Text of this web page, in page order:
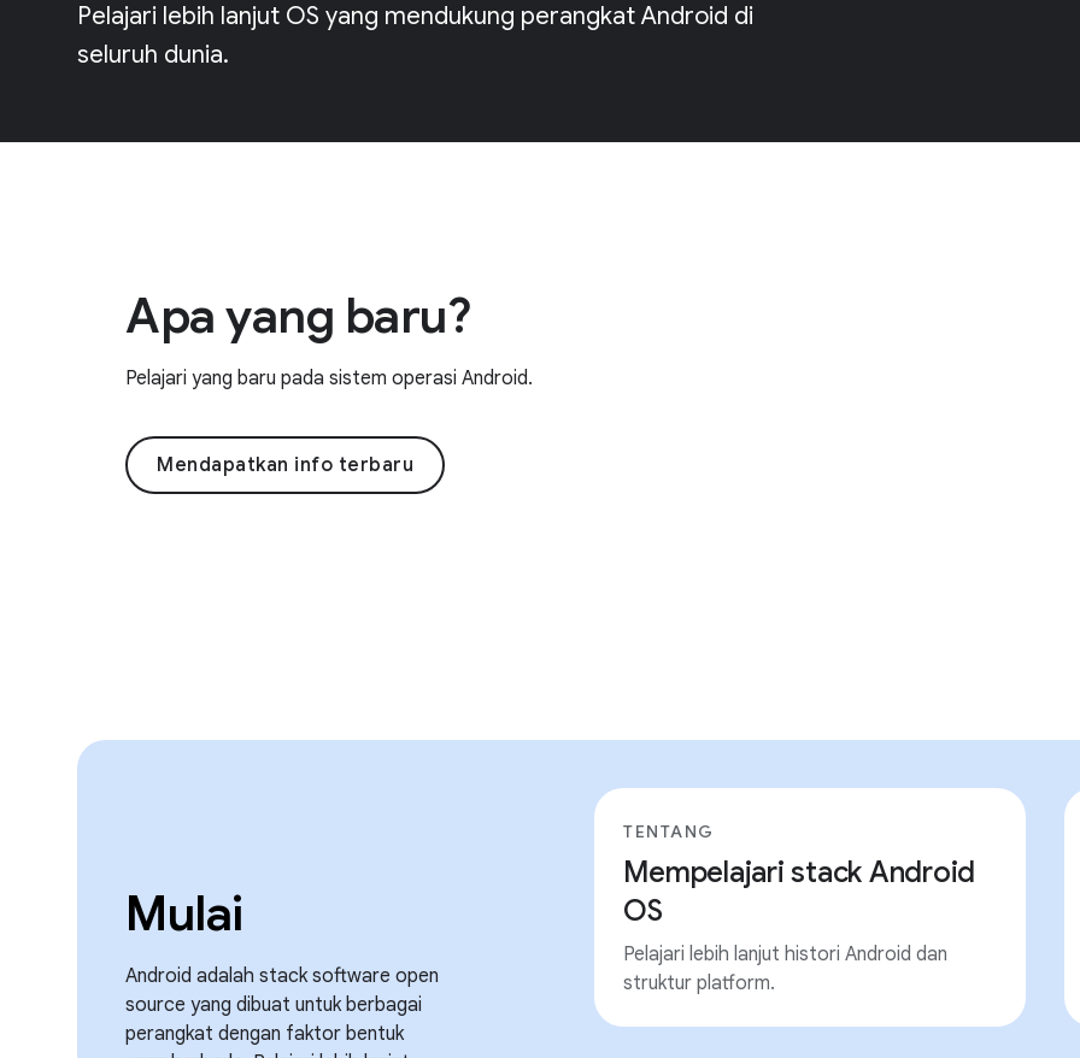
Pelajari lebih lanjut OS yang mendukung perangkat Android di
seluruh dunia.
Apa yang baru?
Pelajari yang baru pada sistem operasi Android.
Mendapatkan info terbaru
Mulai
Android adalah stack software open
source yang dibuat untuk berbagai
perangkat dengan faktor bentuk
TENTANG
Mempelajari stack Android
OS
Pelajari lebih lanjut histori Android dan
struktur platform.